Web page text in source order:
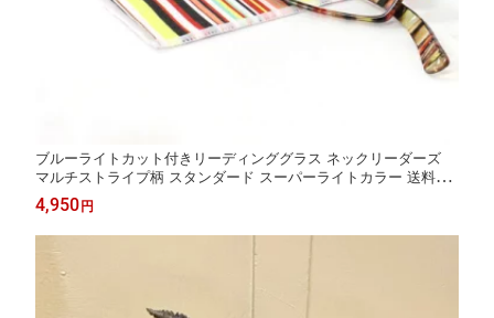
ブルーライトカット付きリーディンググラス ネックリーダーズ
マルチストライプ柄 スタンダード スーパーライトカラー 送料無
料 アクリルレンズ READING GLASSES リーディンググラス Re
ading Glasses 老眼 敬老の日 父の日 母の日 男女兼用 PC2217G
4,950 円